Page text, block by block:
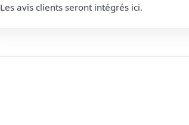
Les avis clients seront intégrés ici.